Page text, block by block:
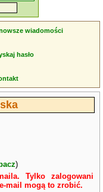
wiadomości
hasło
)
Tylko zalogowani
mail mogą to zrobić.